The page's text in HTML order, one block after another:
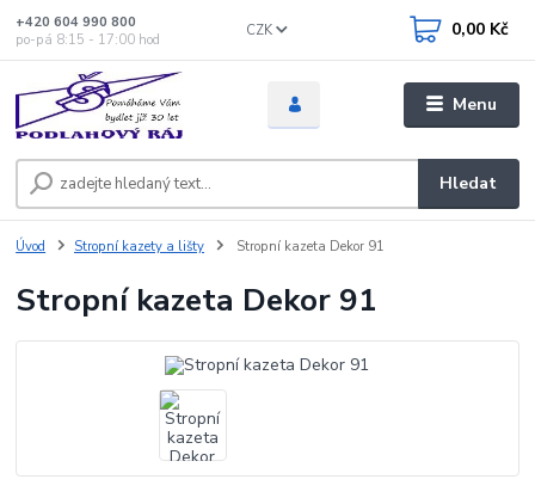
Menu
CZK
Hledat
+420 604 990 800
po-pá 8:15 - 17:00 hod
0,00 Kč
Úvod Stropní kazety a lišty Stropní kazeta Dekor 91
Stropní kazeta Dekor 91